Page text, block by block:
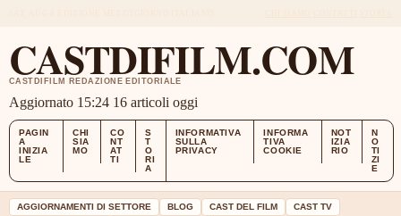
CASTDIFILM.COM
CASTDIFILM REDAZIONE EDITORIALE
Aggiornato 15:24 16 articoli oggi
PAGIN
A
INIZIA
LE
CHI
SIA
MO
CO
NT
AT
TI
S
T
O
RI
A
INFORMATIVA
SULLA
PRIVACY
INFORMA
TIVA
COOKIE
NOT
IZIA
RIO
N
O
TI
ZI
E
AGGIORNAMENTI DI SETTORE BLOG CAST DEL FILM
CAST TV